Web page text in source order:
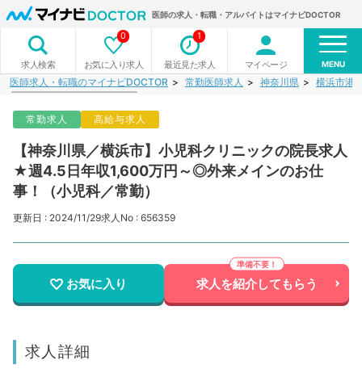
医師の求人・転職・アルバイトはマイナビDOCTOR
求人検索 お気に入り求人
0
最近見た求人
1
マイページ MENU
医師求人・転職のマイナビDOCTOR 常勤医師求人 神奈川県 横浜市港
常勤求人 高給与求人
【神奈川県／横浜市】小児科クリニックの院長求人
★週4.5日年収1,600万円～◎外来メインのお仕
事！（小児科／常勤）
更新日 : 2024/11/29求人No : 656359
お気に入り 求人を紹介してもらう
求人詳細